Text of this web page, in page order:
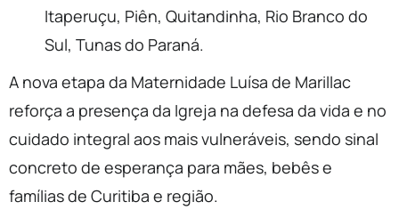
Itaperuçu, Piên, Quitandinha, Rio Branco do
Sul, Tunas do Paraná.
A nova etapa da Maternidade Luísa de Marillac
reforça a presença da Igreja na defesa da vida e no
cuidado integral aos mais vulneráveis, sendo sinal
concreto de esperança para mães, bebês e
famílias de Curitiba e região.